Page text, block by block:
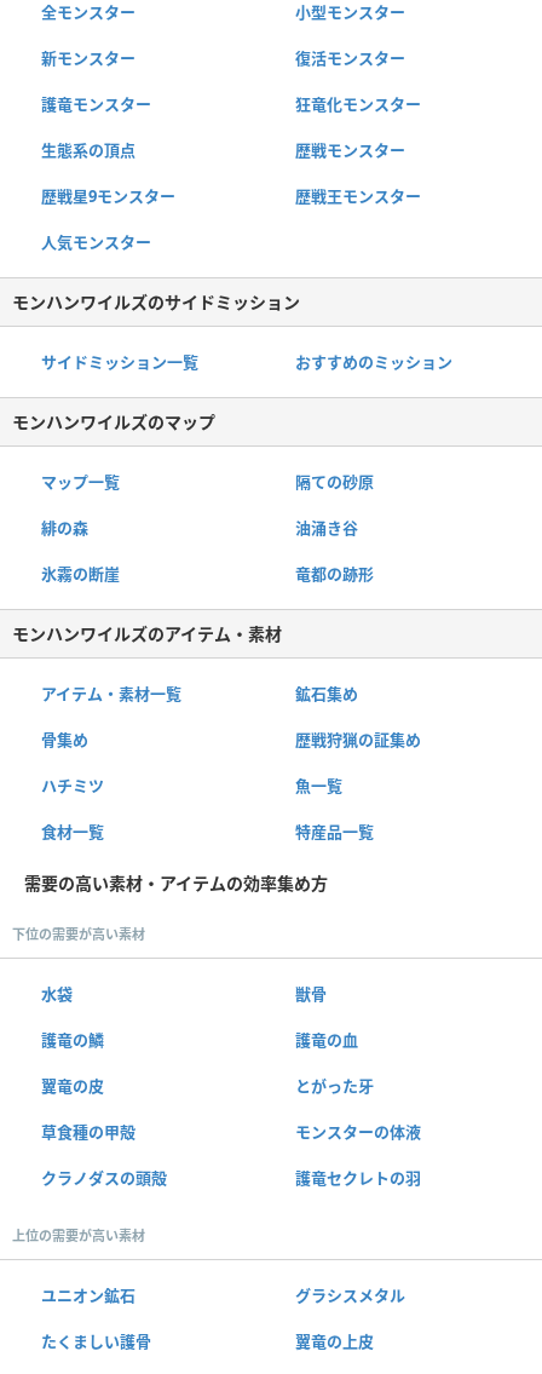
全モンスター 小型モンスター
新モンスター 復活モンスター
護竜モンスター 狂竜化モンスター
生態系の頂点 歴戦モンスター
歴戦星9モンスター 歴戦王モンスター
人気モンスター
モンハンワイルズのサイドミッション
サイドミッション一覧 おすすめのミッション
モンハンワイルズのマップ
マップ一覧 隔ての砂原
緋の森 油涌き谷
氷霧の断崖 竜都の跡形
モンハンワイルズのアイテム・素材
アイテム・素材一覧 鉱石集め
骨集め 歴戦狩猟の証集め
ハチミツ 魚一覧
食材一覧 特産品一覧
需要の高い素材・アイテムの効率集め方
下位の需要が高い素材
水袋 獣骨
護竜の鱗 護竜の血
翼竜の皮 とがった牙
草食種の甲殻 モンスターの体液
クラノダスの頭殻 護竜セクレトの羽
上位の需要が高い素材
ユニオン鉱石 グラシスメタル
たくましい護骨 翼竜の上皮